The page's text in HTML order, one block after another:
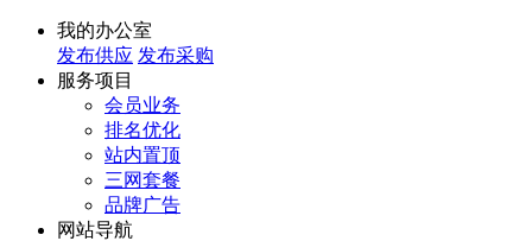
我的办公室
发布供应 发布采购
服务项目
会员业务
排名优化
站内置顶
三网套餐
品牌广告
网站导航